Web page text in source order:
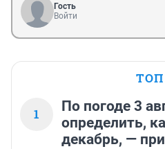
Гость
Войти
ТОП
1
По погоде 3
определить,
декабрь, —